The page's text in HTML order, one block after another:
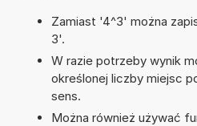
Zamiast '4^3' można
3'.
W razie potrzeby wynik
określonej liczby miejsc
sens.
Można również używać